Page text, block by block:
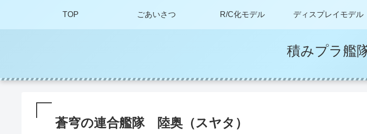
積みプラ艦
TOP ごあいさつ R/C化モデル ディスプレイモデル
蒼穹の連合艦隊 陸奥（スヤタ）